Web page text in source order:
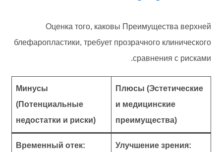
Оценка того, каковы Преимущества верхней
блефаропластики, требует прозрачного клинического
сравнения с рисками.
Плюсы (Эстетические
и медицинские
преимущества)
Минусы
(Потенциальные
недостатки и риски)
Улучшение зрения:
Временный отек: